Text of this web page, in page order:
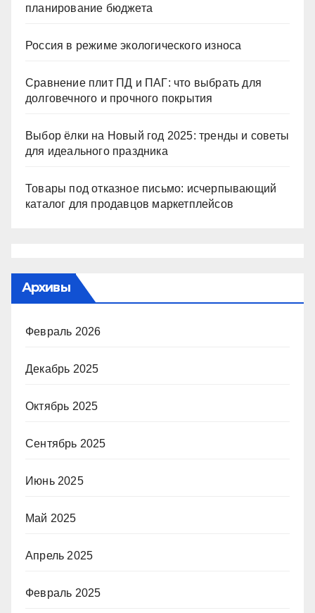
планирование бюджета
Россия в режиме экологического износа
Сравнение плит ПД и ПАГ: что выбрать для
долговечного и прочного покрытия
Выбор ёлки на Новый год 2025: тренды и советы
для идеального праздника
Товары под отказное письмо: исчерпывающий
каталог для продавцов маркетплейсов
Архивы
Февраль 2026
Декабрь 2025
Октябрь 2025
Сентябрь 2025
Июнь 2025
Май 2025
Апрель 2025
Февраль 2025